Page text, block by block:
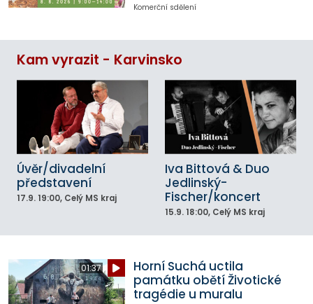
Komerční sdělení
Kam vyrazit - Karvinsko
Úvěr/divadelní
představení
17.9. 19:00, Celý MS kraj
Iva Bittová & Duo
Jedlinský-
Fischer/koncert
15.9. 18:00, Celý MS kraj
01:37
Horní Suchá uctila
památku obětí Životické
tragédie u muralu